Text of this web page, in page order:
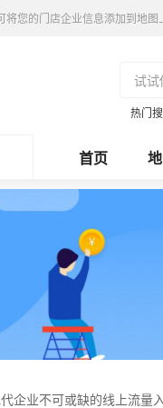
将您的门店企业信息添加到地
热门搜
首页
企业不可或缺的线上流量